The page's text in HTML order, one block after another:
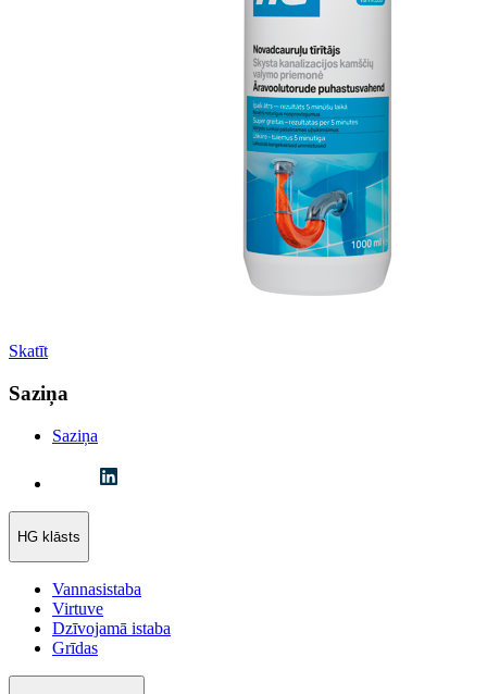
Skatīt
Saziņa
Saziņa
HG klāsts
Vannasistaba
Virtuve
Dzīvojamā istaba
Grīdas